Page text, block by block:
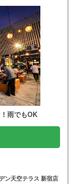
雨でもOK
ン天空テラス 新宿店